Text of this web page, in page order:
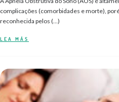
complicações (comorbidades e morte),
reconhecida pelos (…)
LEA MÁS